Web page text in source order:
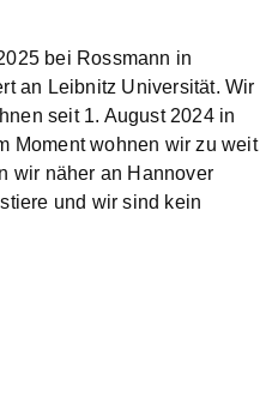
bei Rossmann in
an Leibnitz Universität. Wir
seit 1. August 2024 in
Moment wohnen wir zu weit
wir näher an Hannover
und wir sind kein